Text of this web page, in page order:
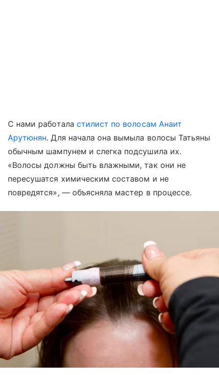
С нами работала стилист по волосам Анаит
Арутюнян. Для начала она вымыла волосы Татьяны
обычным шампунем и слегка подсушила их.
«Волосы должны быть влажными, так они не
пересушатся химическим составом и не
повредятся», — объясняла мастер в процессе.